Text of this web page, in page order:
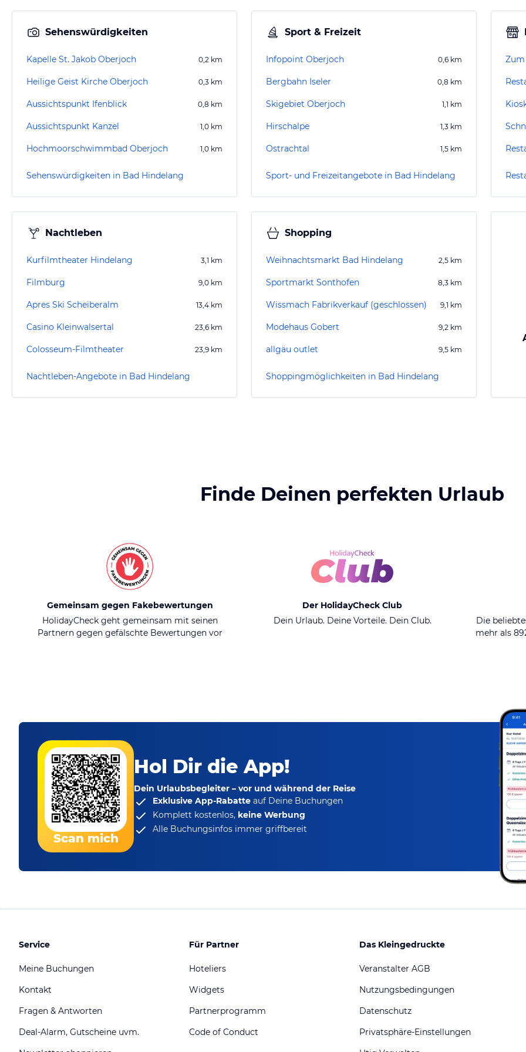
Sehenswürdigkeiten
Kapelle St. Jakob Oberjoch 0,2 km
Heilige Geist Kirche Oberjoch 0,3 km
Aussichtspunkt Ifenblick 0,8 km
Aussichtspunkt Kanzel 1,0 km
Hochmoorschwimmbad Oberjoch 1,0 km
Sehenswürdigkeiten in Bad Hindelang
Sport & Freizeit
Infopoint Oberjoch 0,6 km
Bergbahn Iseler 0,8 km
Skigebiet Oberjoch 1,1 km
Hirschalpe 1,3 km
Ostrachtal 1,5 km
Sport- und Freizeitangebote in Bad Hindelang
Zum
Nachtleben
Kurfilmtheater Hindelang 3,1 km
Filmburg 9,0 km
Apres Ski Scheiberalm 13,4 km
Casino Kleinwalsertal 23,6 km
Colosseum-Filmtheater 23,9 km
Nachtleben-Angebote in Bad Hindelang
Shopping
Weihnachtsmarkt Bad Hindelang 2,5 km
Sportmarkt Sonthofen 8,3 km
Wissmach Fabrikverkauf (geschlossen) 9,1 km
Modehaus Gobert 9,2 km
allgäu outlet 9,5 km
Shoppingmöglichkeiten in Bad Hindelang
Finde Deinen perfekten Urlaub
Gemeinsam gegen Fakebewertungen
HolidayCheck geht gemeinsam mit seinen
Partnern gegen gefälschte Bewertungen vor
Der HolidayCheck Club
Dein Urlaub. Deine Vorteile. Dein Club.
Die
mehr als
Scan mich
Hol Dir die App!
Dein Urlaubsbegleiter – vor und während der Reise
Exklusive App-Rabatte auf Deine Buchungen
Komplett kostenlos, keine Werbung
Alle Buchungsinfos immer griffbereit
Service
Meine Buchungen
Kontakt
Fragen & Antworten
Deal-Alarm, Gutscheine uvm.
Für Partner
Hoteliers
Widgets
Partnerprogramm
Code of Conduct
Das Kleingedruckte
Veranstalter AGB
Nutzungsbedingungen
Datenschutz
Privatsphäre-Einstellungen